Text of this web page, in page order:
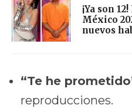
¡Ya son
México
nuevos
“Te he
reproducciones.